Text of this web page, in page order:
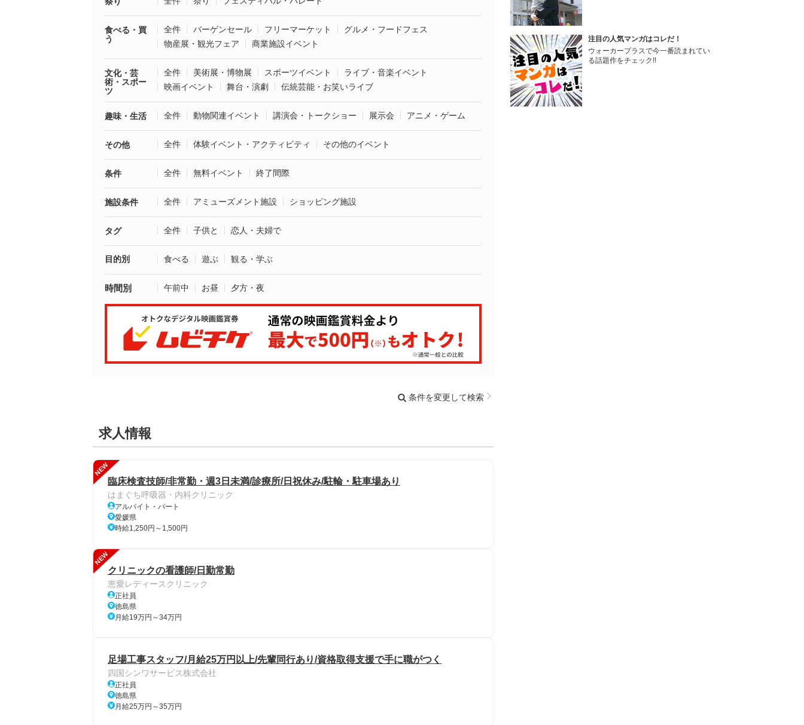
食べる・買
う
全件 バーゲンセール フリーマーケット
グルメ・フードフェス
物産展・観光フェア
商業施設イベント
文化・芸
術・スポー
ツ
全件 美術展・博物展 スポーツイベント
ライブ・音楽イベント
映画イベント
舞台・演劇 伝統芸能・お笑いライブ
趣味・生活 全件 動物関連イベント 講演会・トークショー 展示会 アニメ・ゲーム
その他 全件 体験イベント・アクティビティ その他のイベント
条件 全件 無料イベント 終了間際
施設条件 全件 アミューズメント施設 ショッピング施設
タグ 全件 子供と 恋人・夫婦で
目的別 食べる 遊ぶ 観る・学ぶ
時間別 午前中 お昼 夕方・夜
条件を変更して検索
求人情報
NEW
臨床検査技師/非常勤・週3日未満/診療所/日祝休み/駐輪・駐車場あり
はまぐち呼吸器・内科クリニック
アルバイト・パート
愛媛県
時給1,250円～1,500円
NEW
クリニックの看護師/日勤常勤
恵愛レディースクリニック
正社員
徳島県
月給19万円～34万円
足場工事スタッフ/月給25万円以上/先輩同行あり/資格取得支援で手に職がつく
四国シンワサービス株式会社
正社員
徳島県
月給25万円～35万円
注目の人気マンガはコレだ！
ウォーカープラスで今一番読まれてい
る話題作をチェック!!